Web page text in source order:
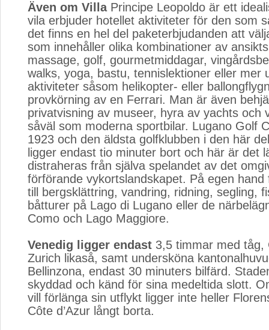
Även om VillaPrincipe Leopoldo är ett
vila erbjuder hotellet aktiviteter för den som
det finns en hel del paketerbjudanden att
som innehåller olika kombinationer av
massage, golf, gourmetmiddagar,
walks, yoga, bastu, tennislektioner eller mer
aktiviteter såsom helikopter- eller
provkörning av en Ferrari. Man är även
privatvisning av museer, hyra av yachts och
såväl som moderna sportbilar. Lugano Golf
1923 och den äldsta golfklubben i den här
ligger endast tio minuter bort och här är det
distraheras från själva spelandet av det
förförande vykortslandskapet. På egen hand
till bergsklättring, vandring, ridning, segling,
båtturer på Lago di Lugano eller de
Como och Lago Maggiore.
Venedig ligger endast 3,5 timmar med tåg,
Zurich likaså, samt undersköna
Bellinzona, endast 30 minuters bilfärd.
skyddad och känd för sina medeltida slott.
vill förlänga sin utflykt ligger inte heller
Côte d’Azur långt borta.